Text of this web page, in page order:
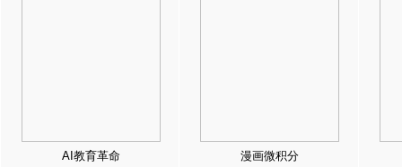
AI教育革命 漫画微积分